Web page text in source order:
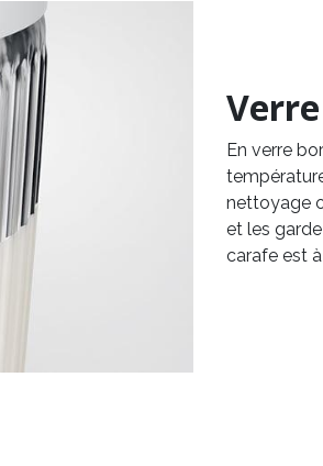
En verre
nettoyage
et les
carafe est